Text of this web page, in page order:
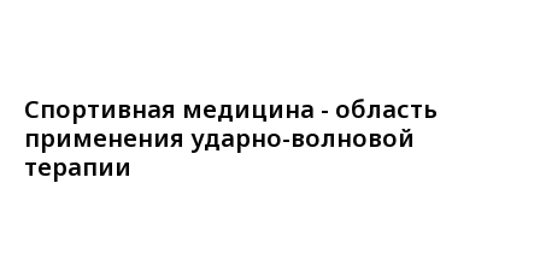
Спортивная медицина - область
применения ударно-волновой
терапии